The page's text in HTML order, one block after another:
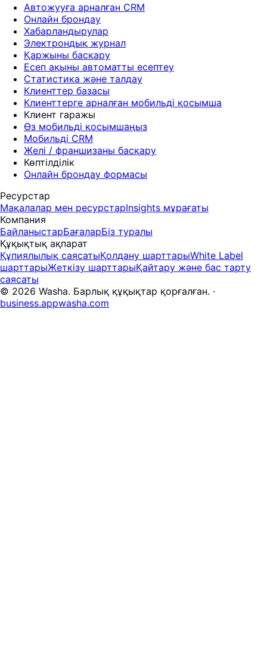
Автожууға арналған CRM
Онлайн брондау
Хабарландырулар
Электрондық журнал
Қаржыны басқару
Есеп ақыны автоматты есептеу
Статистика және талдау
Клиенттер базасы
Клиенттерге арналған мобильді қосымша
Клиент гаражы
Өз мобильді қосымшаңыз
Мобильді CRM
Желі / франшизаны басқару
Көптілділік
Онлайн брондау формасы
Ресурстар
Мақалалар мен ресурстарInsights мұрағаты
Компания
БайланыстарБағаларБіз туралы
Құқықтық ақпарат
Құпиялылық саясатыҚолдану шарттарыWhite Label
шарттарыЖеткізу шарттарыҚайтару және бас тарту
саясаты
© 2026 Washa. Барлық құқықтар қорғалған. ·
business.appwasha.com